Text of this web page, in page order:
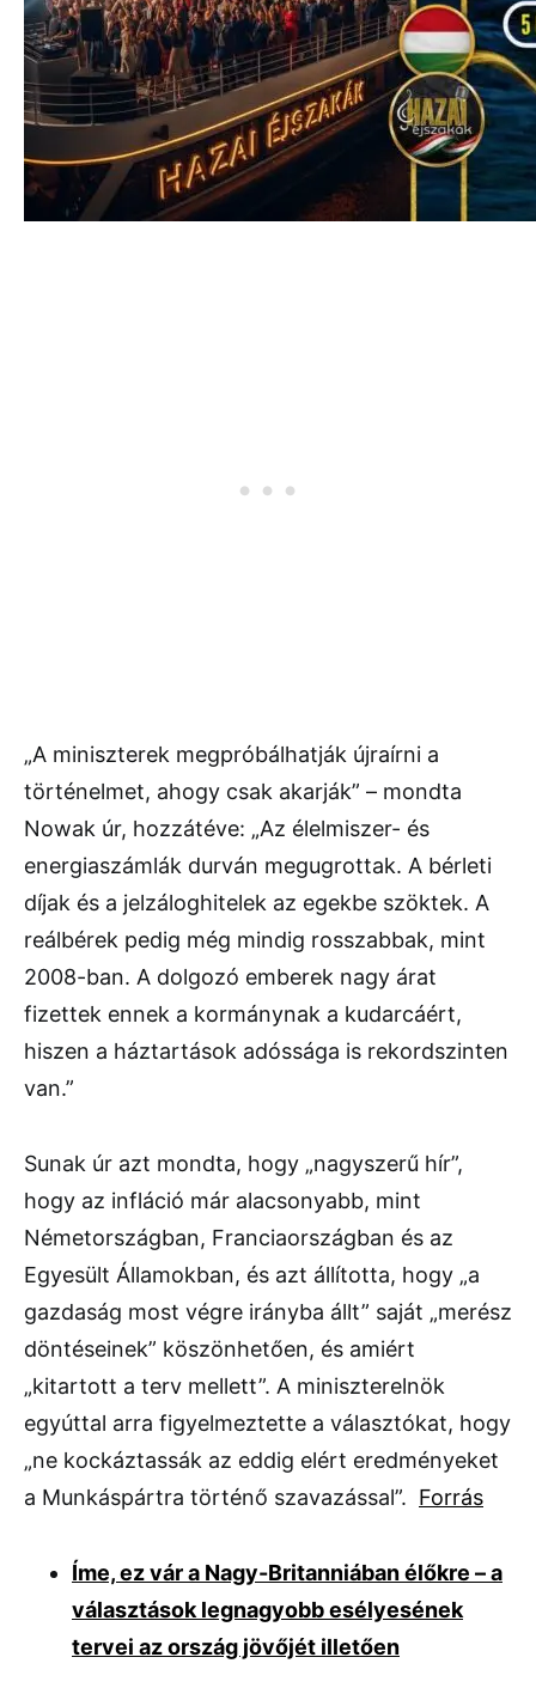
„A miniszterek megpróbálhatják újraírni a
történelmet, ahogy csak akarják” – mondta
Nowak úr, hozzátéve: „Az élelmiszer- és
energiaszámlák durván megugrottak. A bérleti
díjak és a jelzáloghitelek az egekbe szöktek. A
reálbérek pedig még mindig rosszabbak, mint
2008-ban. A dolgozó emberek nagy árat
fizettek ennek a kormánynak a kudarcáért,
hiszen a háztartások adóssága is rekordszinten
van.”
Sunak úr azt mondta, hogy „nagyszerű hír”,
hogy az infláció már alacsonyabb, mint
Németországban, Franciaországban és az
Egyesült Államokban, és azt állította, hogy „a
gazdaság most végre irányba állt” saját „merész
döntéseinek” köszönhetően, és amiért
„kitartott a terv mellett”. A miniszterelnök
egyúttal arra figyelmeztette a választókat, hogy
„ne kockáztassák az eddig elért eredményeket
a Munkáspártra történő szavazással”. Forrás
Íme, ez vár a Nagy-Britanniában élőkre – a
választások legnagyobb esélyesének
tervei az ország jövőjét illetően